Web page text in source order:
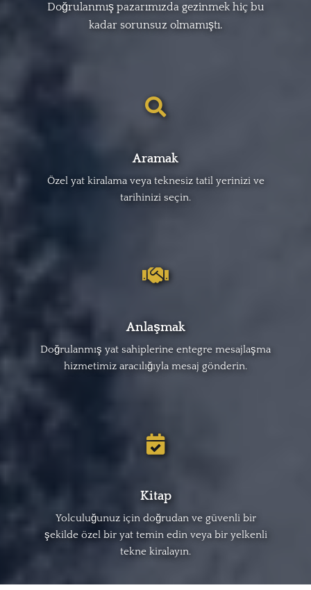
Doğrulanmış pazarımızda gezinmek hiç bu
kadar sorunsuz olmamıştı.
Aramak
Özel yat kiralama veya teknesiz tatil yerinizi ve
tarihinizi seçin.
Anlaşmak
Doğrulanmış yat sahiplerine entegre mesajlaşma
hizmetimiz aracılığıyla mesaj gönderin.
Kitap
Yolculuğunuz için doğrudan ve güvenli bir
şekilde özel bir yat temin edin veya bir yelkenli
tekne kiralayın.